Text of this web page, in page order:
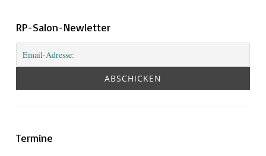
RP-Salon-Newletter
Termine